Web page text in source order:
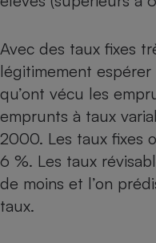
Avec des taux fixes
légitimement espérer
qu’ont vécu les
emprunts à taux
2000. Les taux fixes
6 %. Les taux
de moins et l’on
taux.